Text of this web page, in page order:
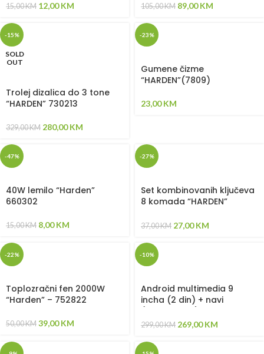
15,00KM 12,00KM 105,00KM 89,00KM
-15%
SOLD
OUT
Trolej dizalica do 3 tone
“HARDEN” 730213
329,00KM 280,00KM
-23%
Gumene čizme
“HARDEN”(7809)
23,00KM
-47%
40W lemilo “Harden”
660302
15,00KM 8,00KM
-27%
Set kombinovanih ključeva
8 komada “HARDEN”
37,00KM 27,00KM
-22%
Toplozračni fen 2000W
“Harden” – 752822
50,00KM 39,00KM
-10%
Android multimedia 9
incha (2 din) + navi
299,00KM 269,00KM